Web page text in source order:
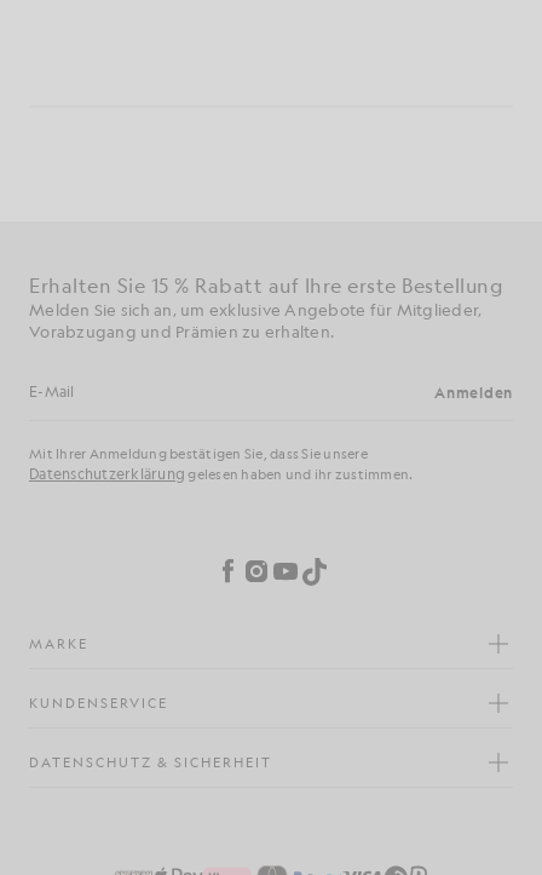
Erhalten Sie 15 % Rabatt auf Ihre erste Bestellung
Melden Sie sich an, um exklusive Angebote für Mitglieder,
Vorabzugang und Prämien zu erhalten.
E-Mail-Adresse Anmelden
Mit Ihrer Anmeldung bestätigen Sie, dass Sie unsere
Datenschutzerklärung gelesen haben und ihr zustimmen.
Facebook
Instagram
YouTube
TikTok
MARKE
KUNDENSERVICE
DATENSCHUTZ & SICHERHEIT